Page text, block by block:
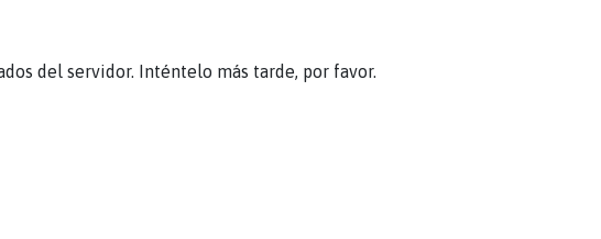
del servidor. Inténtelo más tarde, por favor.